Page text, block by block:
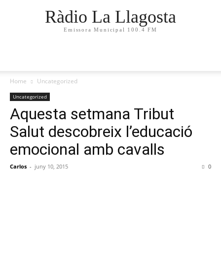
Ràdio La Llagosta
Emissora Municipal 100.4 FM
Home Uncategorized
Uncategorized
Aquesta setmana Tribut
Salut descobreix l’educació
emocional amb cavalls
Carlos - juny 10, 2015 0